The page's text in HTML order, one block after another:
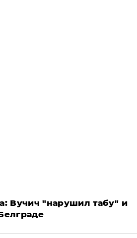
Вучич "нарушил табу" и